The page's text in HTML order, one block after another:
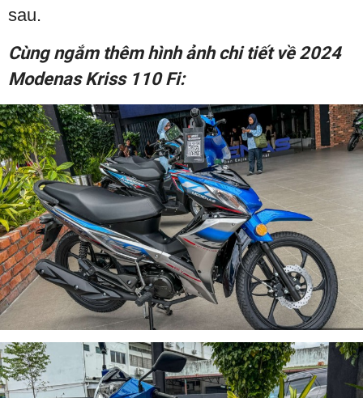
sau.
Cùng ngắm thêm hình ảnh chi tiết về 2024
Modenas Kriss 110 Fi: